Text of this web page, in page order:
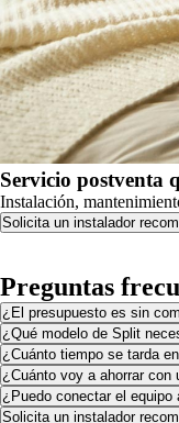
Servicio postventa
Instalación,
Solicita un instalador
Preguntas
¿El presupuesto es sin
¿Qué modelo de Split
¿Cuánto tiempo se tarda
¿Cuánto voy a ahorrar con
¿Puedo conectar el equipo
Solicita un instalador